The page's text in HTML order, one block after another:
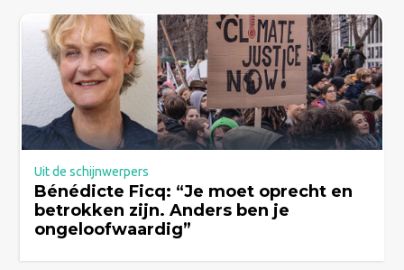
Uit de schijnwerpers
Bénédicte Ficq: “Je moet oprecht en
betrokken zijn. Anders ben je
ongeloofwaardig”